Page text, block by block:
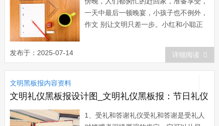
一天中最后一顿晚宴，小孩子也不例外，
作文 别让文明只差一步。小红和小聪正
鼻而来，他俩定睛一看，原来是路边的垃
圾桶在“哭泣”——垃圾堆了一地。小红对
小聪说：“我们把垃...
发布于：2025-07-14 详细阅读
文明黑板报内容资料
文明礼仪黑板报设计图_文明礼仪黑板报：节日礼仪
1、受礼和答谢礼仪受礼和答谢是受礼人